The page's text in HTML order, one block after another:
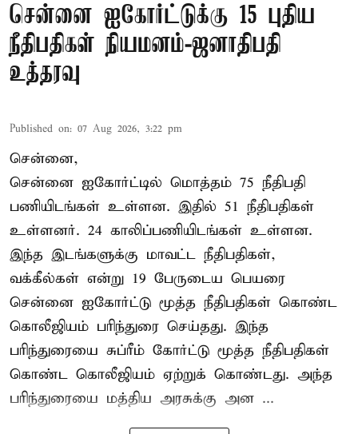
சென்னை ஐகோர்ட்டுக்கு 15 புதிய
நீதிபதிகள் நியமனம்-ஜனாதிபதி
உத்தரவு
Published on: 07 Aug 2026, 3:22 pm
சென்னை,
சென்னை ஐகோர்ட்டில் மொத்தம் 75 நீதிபதி
பணியிடங்கள் உள்ளன. இதில் 51 நீதிபதிகள்
உள்ளனர். 24 காலிப்பணியிடங்கள் உள்ளன.
இந்த இடங்களுக்கு மாவட்ட நீதிபதிகள்,
வக்கீல்கள் என்று 19 பேருடைய பெயரை
சென்னை ஐகோர்ட்டு மூத்த நீதிபதிகள் கொண்ட
கொலீஜியம் பரிந்துரை செய்தது. இந்த
பரிந்துரையை சுப்ரீம் கோர்ட்டு மூத்த நீதிபதிகள்
கொண்ட கொலீஜியம் ஏற்றுக் கொண்டது. அந்த
பரிந்துரையை மத்திய அரசுக்கு அன ...